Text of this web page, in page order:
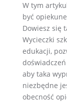
W tym
być
Dowiesz się
Wycieczki
edukacji,
aby taka
niezbędne
obecność